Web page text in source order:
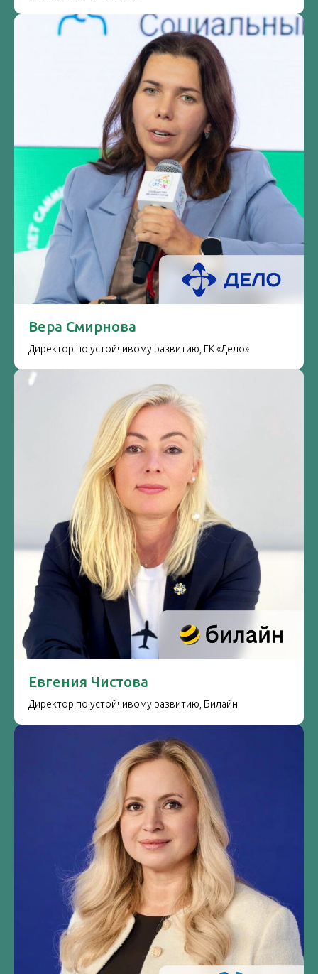
Вера Смирнова
Директор по устойчивому развитию, ГК «Дело»
Евгения Чистова
Директор по устойчивому развитию, Билайн